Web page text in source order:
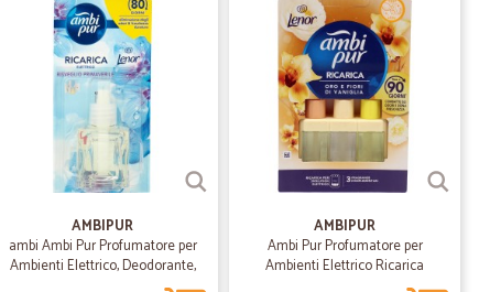
23/05/2023
precisa sempre nei tempi stabiliti fornitore
23/11/2021
AMBIPUR
ambi Ambi Pur Profumatore per
Ambienti Elettrico, Deodorante,
Lenor Risveglio Primaverile,
AMBIPUR
Ambi Pur Profumatore per
Ambienti Elettrico Ricarica
3Volution, Oro e Fiori di Vaniglia